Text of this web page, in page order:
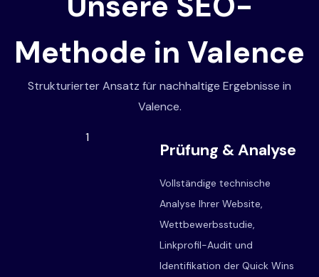
Methode in Valence
Strukturierter Ansatz für nachhaltige Ergebnisse in
Valence.
1
Prüfung & Analyse
Vollständige technische
Analyse Ihrer Website,
Wettbewerbsstudie,
Linkprofil-Audit und
Identifikation der Quick Wins